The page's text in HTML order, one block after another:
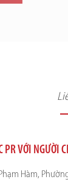
PR VỚI NGƯỜI
Hàm,